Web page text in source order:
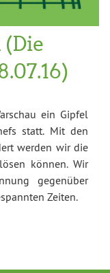
ein Gipfel
statt. Mit den
werden wir die
können. Wir
gegenüber
Zeiten.